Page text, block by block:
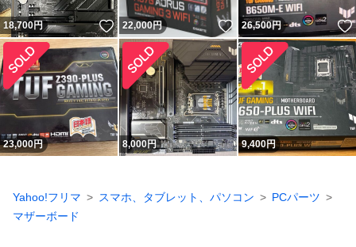
18,700円 いいね！
22,000円 いいね！
26,500円
23,000円 8,000円 9,400円
Yahoo!フリマ スマホ、タブレット、パソコン
PCパーツ
マザーボード